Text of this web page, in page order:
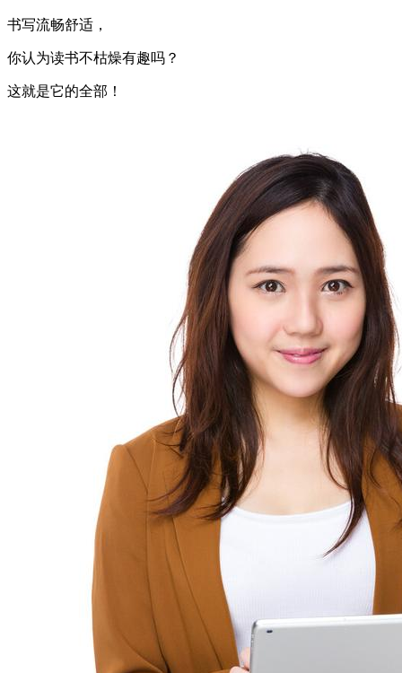
书写流畅舒适，
你认为读书不枯燥有趣吗？
这就是它的全部！